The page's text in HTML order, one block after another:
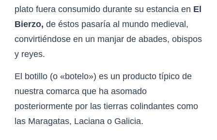
plato fuera consumido durante su estancia en El
Bierzo, de éstos pasaría al mundo medieval,
convirtiéndose en un manjar de abades, obispos
y reyes.
El botillo (o «botelo») es un producto típico de
nuestra comarca que ha asomado
posteriormente por las tierras colindantes como
las Maragatas, Laciana o Galicia.